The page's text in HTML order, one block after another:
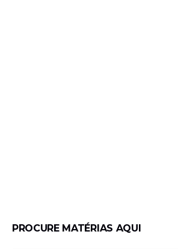
PROCURE MATÉRIAS AQUI